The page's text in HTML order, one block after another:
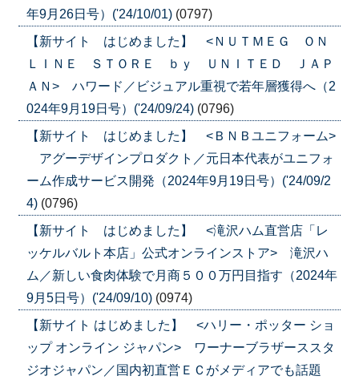
年9月26日号）('24/10/01) (0797)
【新サイト はじめました】 <ＮＵＴＭＥＧ ＯＮ
ＬＩＮＥ ＳＴＯＲＥ ｂｙ ＵＮＩＴＥＤ ＪＡＰ
ＡＮ> ハワード／ビジュアル重視で若年層獲得へ（2
024年9月19日号）('24/09/24) (0796)
【新サイト はじめました】 <ＢＮＢユニフォーム>
アグーデザインプロダクト／元日本代表がユニフォ
ーム作成サービス開発（2024年9月19日号）('24/09/2
4) (0796)
【新サイト はじめました】 <滝沢ハム直営店「レ
ッケルバルト本店」公式オンラインストア> 滝沢ハ
ム／新しい食肉体験で月商５００万円目指す（2024年
9月5日号）('24/09/10) (0974)
【新サイト はじめました】 <ハリー・ポッター ショ
ップ オンライン ジャパン> ワーナーブラザーススタ
ジオジャパン／国内初直営ＥＣがメディアでも話題